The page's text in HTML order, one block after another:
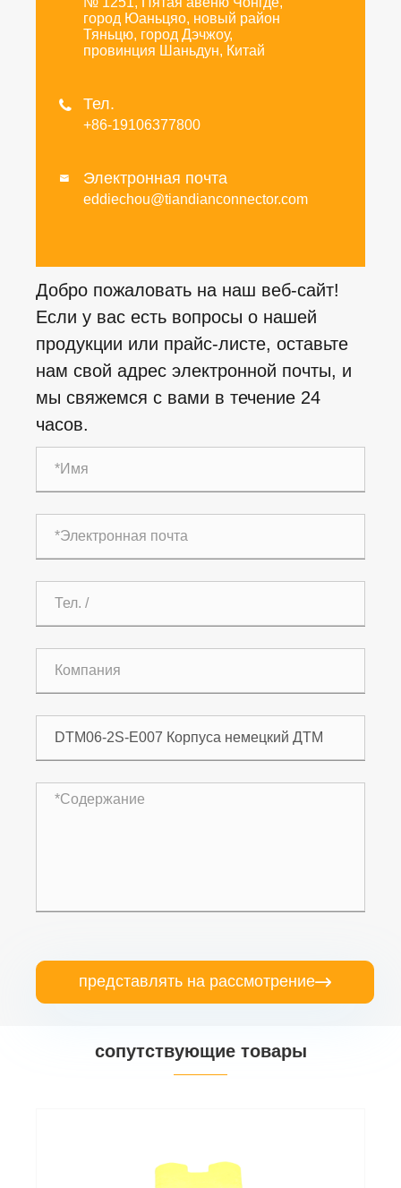
город Юаньцяо, новый район
Тяньцю, город Дэчжоу,
провинция Шаньдун, Китай
 Тел.
+86-19106377800
 Электронная почта
eddiechou@tiandianconnector.com
Добро пожаловать на наш веб-сайт!
Если у вас есть вопросы о нашей
продукции или прайс-листе, оставьте
нам свой адрес электронной почты, и
мы свяжемся с вами в течение 24
часов.
представлять на рассмотрение
сопутствующие товары